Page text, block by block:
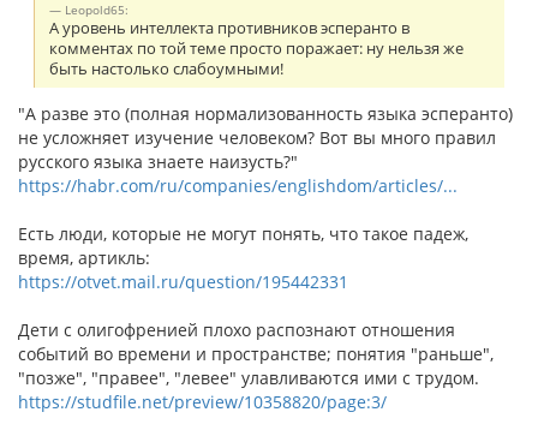
Leopold65:
А уровень интеллекта противников эсперанто в
комментах по той теме просто поражает: ну нельзя же
быть настолько слабоумными!
"А разве это (полная нормализованность языка эсперанто)
не усложняет изучение человеком? Вот вы много правил
русского языка знаете наизусть?"
https://habr.com/ru/companies/englishdom/articles/...
Есть люди, которые не могут понять, что такое падеж,
время, артикль:
https://otvet.mail.ru/question/195442331
Дети с олигофренией плохо распознают отношения
событий во времени и пространстве; понятия "раньше",
"позже", "правее", "левее" улавливаются ими с трудом.
https://studfile.net/preview/10358820/page:3/